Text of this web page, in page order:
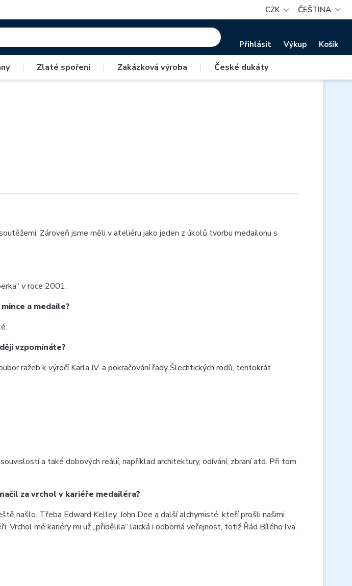
CZK ČEŠTINA
Přihlásit Výkup Košík
| Zlaté spoření | Zakázková výroba | České dukáty
Zároveň jsme měli v ateliéru jako jeden z úkolů tvorbu medailonu s
v roce 2001.
a medaile?
vzpomínáte?
ražeb k výročí Karla IV. a pokračování řady Šlechtických rodů, tentokrát
a také dobových reálií, například architektury, odívání, zbraní atd. Při tom
za vrchol v kariéře medailéra?
našlo. Třeba Edward Kelley, John Dee a další alchymisté, kteří prošli našimi
Vrchol mé kariéry mi už „přidělila“ laická i odborná veřejnost, totiž Řád Bílého lva.